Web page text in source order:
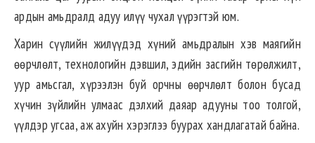
ардын амьдралд адуу илүү чухал үүрэгтэй юм.
Харин сүүлийн жилүүдэд хүний амьдралын хэв маягийн
өөрчлөлт, технологийн дэвшил, эдийн засгийн төрөлжилт,
уур амьсгал, хүрээлэн буй орчны өөрчлөлт болон бусад
хүчин зүйлийн улмаас дэлхий даяар адууны тоо толгой,
үүлдэр угсаа, аж ахуйн хэрэглээ буурах хандлагатай байна.